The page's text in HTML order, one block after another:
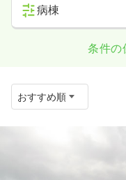
病棟
条件の